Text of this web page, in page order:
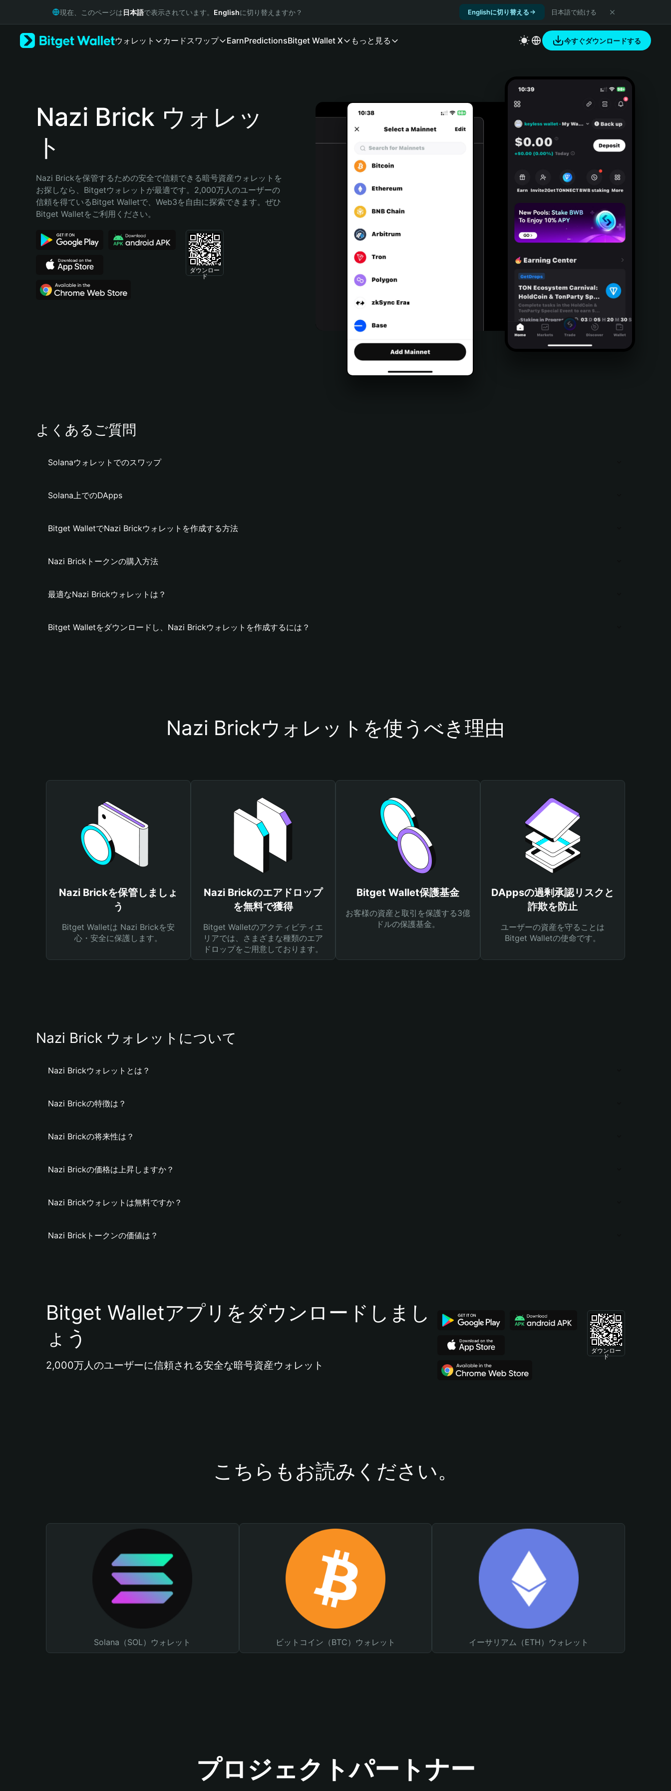
Русский
Português (Portugal)
Bahasa Indonesia
Português (Brasil)
Español (Argentina)
現在、このページは日本語で表示されています。 Englishに切り替えますか？ Englishに切り替える 日本語で続ける
ウォレット カードスワップ EarnPredictionsBitget Wallet X もっと見る 今すぐダウンロードする
Nazi Brick ウォレッ
ト
Nazi Brickを保管するための安全で信頼できる暗号資産ウォレットを
お探しなら、Bitgetウォレットが最適です。2,000万人のユーザーの
信頼を得ているBitget Walletで、Web3を自由に探索できます。ぜひ
Bitget Walletをご利用ください。
ダウンロー
ド
よくあるご質問
Solanaウォレットでのスワップ
Solana上でのDApps
Bitget WalletでNazi Brickウォレットを作成する方法
Nazi Brickトークンの購入方法
最適なNazi Brickウォレットは？
Bitget Walletをダウンロードし、Nazi Brickウォレットを作成するには？
Nazi Brickウォレットを使うべき理由
Nazi Brickを保管しましょ
う
Bitget Walletは Nazi Brickを安
心・安全に保護します。
Nazi Brickのエアドロップ
を無料で獲得
Bitget Walletのアクティビティエ
リアでは、さまざまな種類のエア
ドロップをご用意しております。
Bitget Wallet保護基金
お客様の資産と取引を保護する3億
ドルの保護基金。
DAppsの過剰承認リスクと
詐欺を防止
ユーザーの資産を守ることは
Bitget Walletの使命です。
Nazi Brick ウォレットについて
Nazi Brickウォレットとは？
Nazi Brickの特徴は？
Nazi Brickの将来性は？
Nazi Brickの価格は上昇しますか？
Nazi Brickウォレットは無料ですか？
Nazi Brickトークンの価値は？
Bitget Walletアプリをダウンロードしまし
ょう
2,000万人のユーザーに信頼される安全な暗号資産ウォレット
ダウンロー
ド
こちらもお読みください。
Solana（SOL）ウォレット ビットコイン（BTC）ウォレット イーサリアム（ETH）ウォレット
プロジェクトパートナー